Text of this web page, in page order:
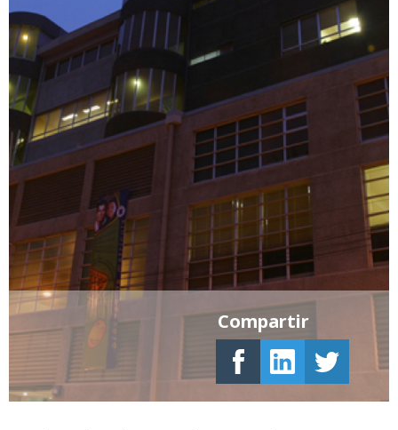
Compartir